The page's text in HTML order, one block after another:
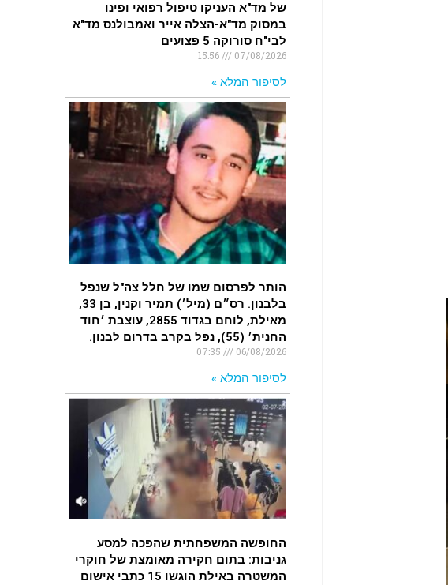
של מד"א העניקו טיפול רפואי ופינו
במסוק מד"א-הצלה אייר ואמבולנס מד"א
לבי"ח סורוקה 5 פצועים
07/08/2026
לסיפור המלא »
הותר לפרסום שמו של חלל צה"ל שנפל
בלבנון. רס״ם (מיל׳) תמיר וקנין, בן 33,
מאילת, לוחם בגדוד 2855, עוצבת ׳חוד
החנית׳ (55), נפל בקרב בדרום לבנון.
06/08/2026
לסיפור המלא »
החופשה המשפחתית שהפכה למסע
גניבות: בתום חקירה מאומצת של חוקרי
המשטרה באילת הוגשו 15 כתבי אישום